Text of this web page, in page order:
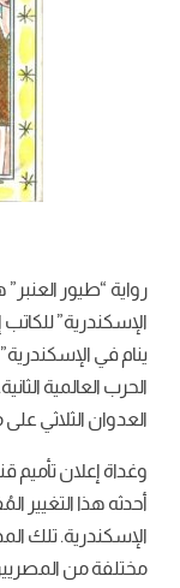
رواية “طيور
الإسكندرية” للكاتب
ينام في
الحرب العالمية
العدوان الثلاثي على
وغداة إعلان تأميم
أحدثه هذا التغيير
الإسكندرية. تلك
مختلفة من المصريين